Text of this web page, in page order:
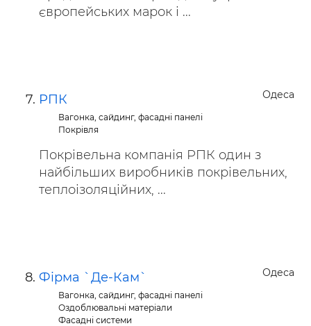
європейських марок і ...
Одеса
РПК
Вагонка, сайдинг, фасадні панелі
Покрівля
Покрівельна компанія РПК один з
найбільших виробників покрівельних,
теплоізоляційних, ...
Одеса
Фірма `Де-Кам`
Вагонка, сайдинг, фасадні панелі
Оздоблювальні матеріали
Фасадні системи